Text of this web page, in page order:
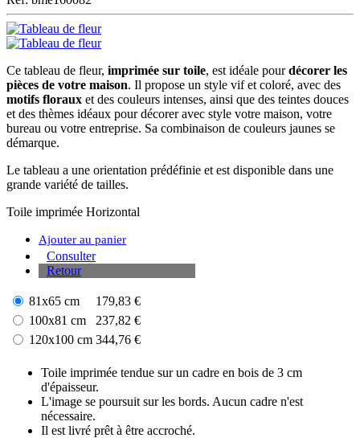
Ce tableau de fleur, imprimée sur toile, est idéale pourdécorer les
pièces de votre maison. Il propose un style vif et coloré, avec des
motifs floraux et des couleurs intenses, ainsi que des teintes douces
et des thèmes idéaux pour décorer avec style votre maison, votre
bureau ou votre entreprise. Sa combinaison de couleurs jaunes se
démarque.
Le tableau a une orientation prédéfinie et est disponible dans une
grande variété de tailles.
Toile imprimée Horizontal
Ajouter au panier
Consulter
Retour
81x65 cm
179,83 €
100x81 cm
237,82 €
120x100 cm 344,76 €
Toile imprimée tendue sur un cadre en bois de 3 cm
d'épaisseur.
L'image se poursuit sur les bords. Aucun cadre n'est
nécessaire.
Il est livré prêt à être accroché.